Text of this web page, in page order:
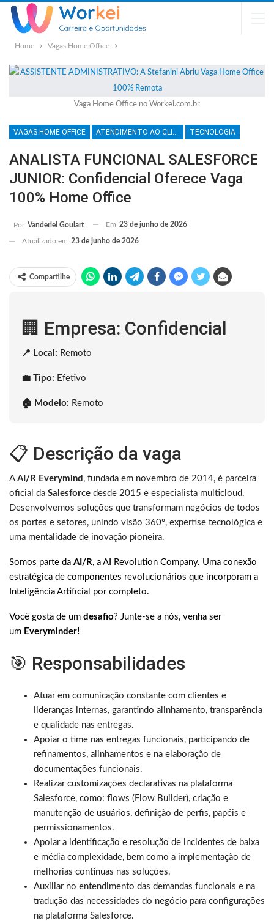
Home Vagas Home Office
Vaga Home Office no Workei.com.br
VAGAS HOME OFFICE ATENDIMENTO AO CLIENTE TECNOLOGIA
ANALISTA FUNCIONAL SALESFORCE
JUNIOR: Confidencial Oferece Vaga
100% Home Office
Por Vanderlei Goulart Em 23 de junho de 2026
Atualizado em 23 de junho de 2026
Compartilhe
🏢 Empresa: Confidencial
📍 Local: Remoto
💼 Tipo: Efetivo
🏠 Modelo: Remoto
📋 Descrição da vaga
A AI/R Everymind , fundada em novembro de 2014, é parceira
oficial da Salesforce desde 2015 e especialista multicloud.
Desenvolvemos soluções que transformam negócios de todos
os portes e setores, unindo visão 360°, expertise tecnológica e
uma mentalidade de inovação pioneira.
Somos parte da AI/R, a AI Revolution Company. Uma conexão
estratégica de componentes revolucionários que incorporam a
Inteligência Artificial por completo.
Você gosta de um desafio? Junte-se a nós, venha ser
um Everyminder!
🎯 Responsabilidades
Atuar em comunicação constante com clientes e
lideranças internas, garantindo alinhamento, transparência
e qualidade nas entregas.
Apoiar o time nas entregas funcionais, participando de
refinamentos, alinhamentos e na elaboração de
documentações funcionais.
Realizar customizações declarativas na plataforma
Salesforce, como: flows (Flow Builder), criação e
manutenção de usuários, definição de perfis, papéis e
permissionamentos.
Apoiar a identificação e resolução de incidentes de baixa
e média complexidade, bem como a implementação de
melhorias contínuas nas soluções.
Auxiliar no entendimento das demandas funcionais e na
tradução das necessidades do negócio para configurações
na plataforma Salesforce.